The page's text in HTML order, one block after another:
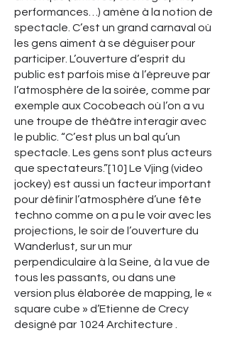
performances…) amène à la notion de
spectacle. C’est un grand carnaval où
les gens aiment à se déguiser pour
participer. L’ouverture d’esprit du
public est parfois mise à l’épreuve par
l’atmosphère de la soirée, comme par
exemple aux Cocobeach où l’on a vu
une troupe de théâtre interagir avec
le public. “C’est plus un bal qu’un
spectacle. Les gens sont plus acteurs
que spectateurs.”[10] Le Vjing (video
jockey) est aussi un facteur important
pour définir l’atmosphère d’une fête
techno comme on a pu le voir avec les
projections, le soir de l’ouverture du
Wanderlust, sur un mur
perpendiculaire à la Seine, à la vue de
tous les passants, ou dans une
version plus élaborée de mapping, le «
square cube » d’Etienne de Crecy
designé par 1024 Architecture .